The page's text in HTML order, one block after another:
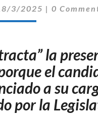
LA
CANDIDATURA
ARTURO
CABRAL
A
INTENDENTE
DE
CLORINDA
3/2025 | 0
la
el
a su
por la